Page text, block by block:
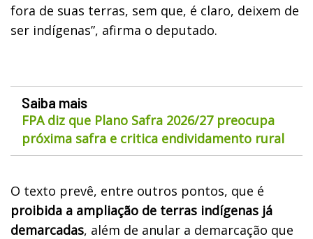
fora de suas terras, sem que, é claro, deixem de
ser indígenas”, afirma o deputado.
Saiba mais
FPA diz que Plano Safra 2026/27 preocupa
próxima safra e critica endividamento rural
O texto prevê, entre outros pontos, que é
proibida a ampliação de terras indígenas já
demarcadas, além de anular a demarcação que